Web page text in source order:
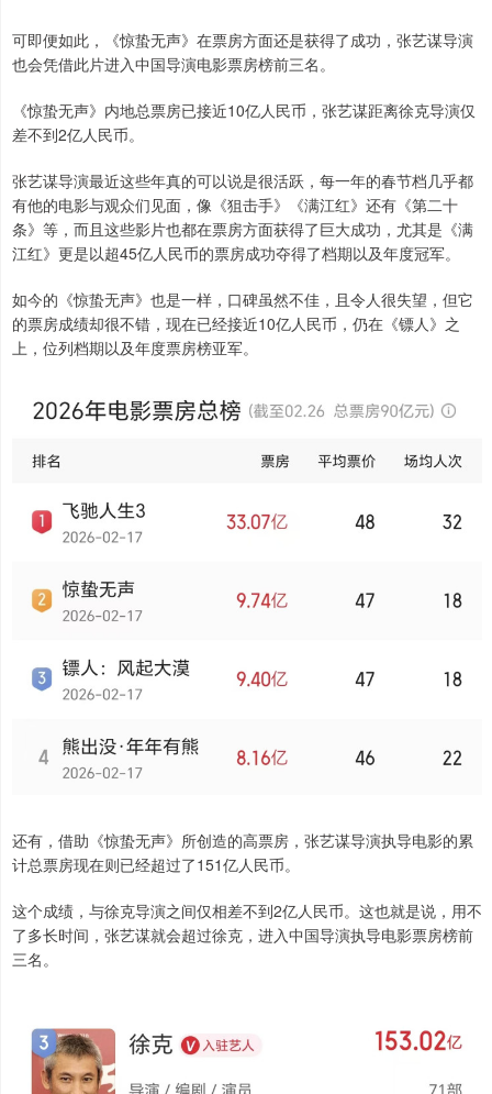
可即便如此，《惊蛰无声》在票房方面还是获得了成功，张艺谋导演
也会凭借此片进入中国导演电影票房榜前三名。
《惊蛰无声》内地总票房已接近10亿人民币，张艺谋距离徐克导演仅
差不到2亿人民币。
张艺谋导演最近这些年真的可以说是很活跃，每一年的春节档几乎都
有他的电影与观众们见面，像《狙击手》《满江红》还有《第二十
条》等，而且这些影片也都在票房方面获得了巨大成功，尤其是《满
江红》更是以超45亿人民币的票房成功夺得了档期以及年度冠军。
如今的《惊蛰无声》也是一样，口碑虽然不佳，且令人很失望，但它
的票房成绩却很不错，现在已经接近10亿人民币，仍在《镖人》之
上，位列档期以及年度票房榜亚军。
还有，借助《惊蛰无声》所创造的高票房，张艺谋导演执导电影的累
计总票房现在则已经超过了151亿人民币。
这个成绩，与徐克导演之间仅相差不到2亿人民币。这也就是说，用不
了多长时间，张艺谋就会超过徐克，进入中国导演执导电影票房榜前
三名。